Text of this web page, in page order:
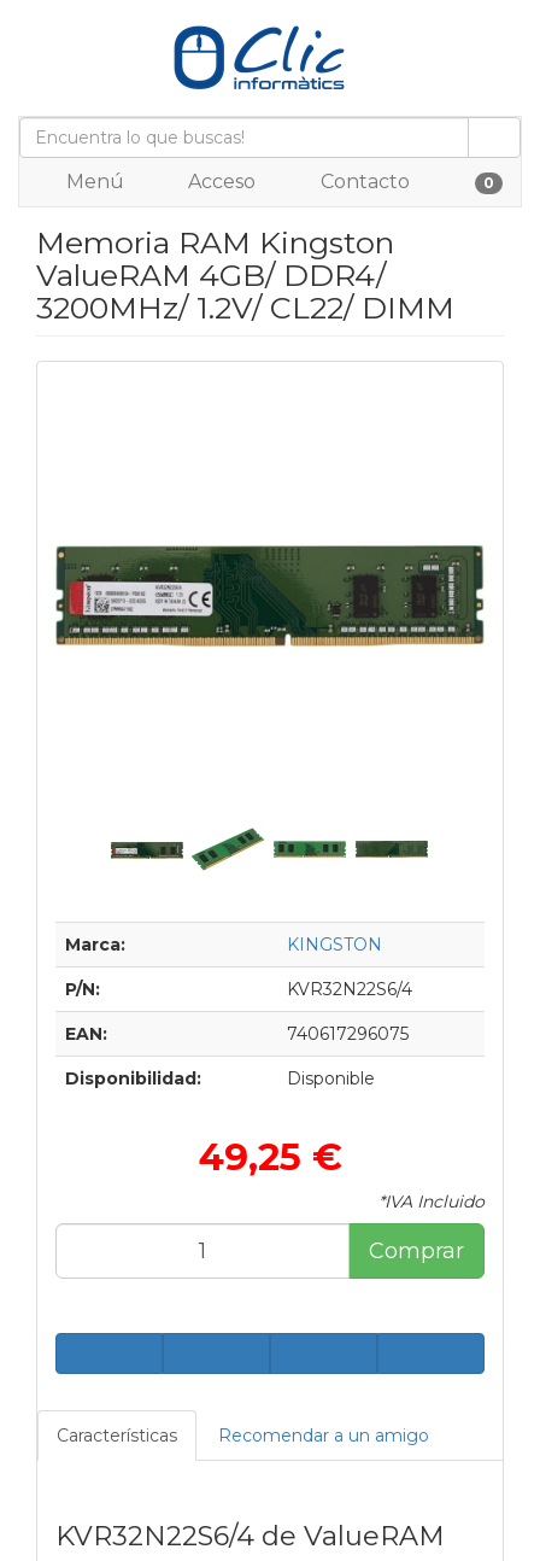
Menú Acceso Contacto 0
Memoria RAM Kingston
ValueRAM 4GB/ DDR4/
3200MHz/ 1.2V/ CL22/ DIMM
Marca: KINGSTON
P/N: KVR32N22S6/4
EAN: 740617296075
Disponibilidad: Disponible
49,25 €
*IVA Incluido
Comprar
Características Recomendar a un amigo
KVR32N22S6/4 de ValueRAM